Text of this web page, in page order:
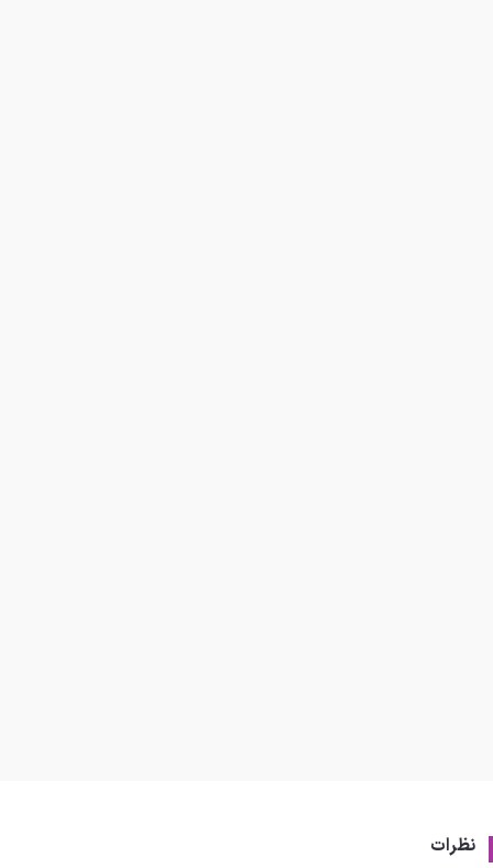
نظرات